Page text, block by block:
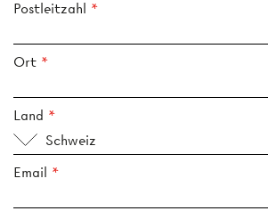
Postleitzahl
Ort
Land
Schweiz
Email